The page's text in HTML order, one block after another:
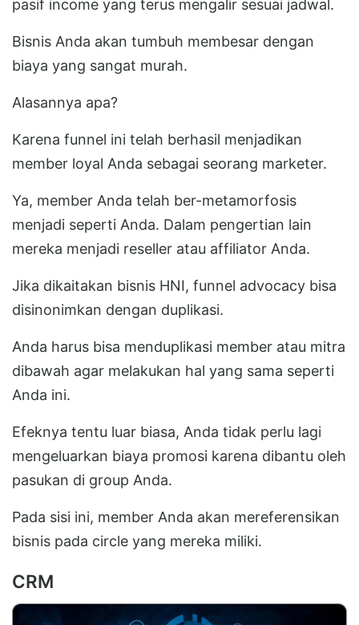
pasif income yang terus mengalir sesuai jadwal.
Bisnis Anda akan tumbuh membesar dengan
biaya yang sangat murah.
Alasannya apa?
Karena funnel ini telah berhasil menjadikan
member loyal Anda sebagai seorang marketer.
Ya, member Anda telah ber-metamorfosis
menjadi seperti Anda. Dalam pengertian lain
mereka menjadi reseller atau affiliator Anda.
Jika dikaitakan bisnis HNI, funnel advocacy bisa
disinonimkan dengan duplikasi.
Anda harus bisa menduplikasi member atau mitra
dibawah agar melakukan hal yang sama seperti
Anda ini.
Efeknya tentu luar biasa, Anda tidak perlu lagi
mengeluarkan biaya promosi karena dibantu oleh
pasukan di group Anda.
Pada sisi ini, member Anda akan mereferensikan
bisnis pada circle yang mereka miliki.
CRM